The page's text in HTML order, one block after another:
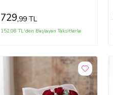
729,99 TL
152,08 TL'den Başlayan Taksitlerle